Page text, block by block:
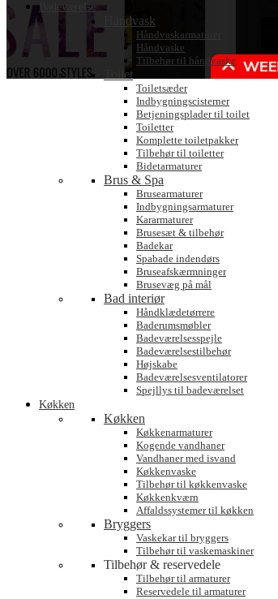
Badeværelse
Håndvask
Håndvaskarmaturer
Håndvaske
Tilbehør til håndvaske
Toilet
Toiletsæder
Indbygningscisterner
Betjeningsplader til toilet
Toiletter
Komplette toiletpakker
Tilbehør til toiletter
Bidetarmaturer
Brus & Spa
Brusearmaturer
Indbygningsarmaturer
Kararmaturer
Brusesæt & tilbehør
Badekar
Spabade indendørs
Bruseafskærmninger
Brusevæg på mål
Bad interiør
Håndklædetørrere
Baderumsmøbler
Badeværelsesspejle
Badeværelsestilbehør
Højskabe
Badeværelsesventilatorer
Spejllys til badeværelset
Køkken
Køkken
Køkkenarmaturer
Kogende vandhaner
Vandhaner med isvand
Køkkenvaske
Tilbehør til køkkenvaske
Køkkenkværn
Affaldssystemer til køkken
Bryggers
Vaskekar til bryggers
Tilbehør til vaskemaskiner
Tilbehør & reservedele
Tilbehør til armaturer
Reservedele til armaturer